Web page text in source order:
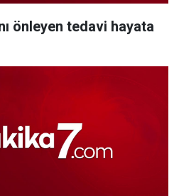
önleyen tedavi hayata